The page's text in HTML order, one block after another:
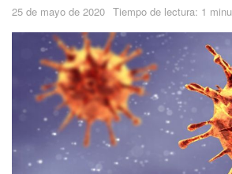
25 de mayo de 2020 Tiempo de lectura: 1